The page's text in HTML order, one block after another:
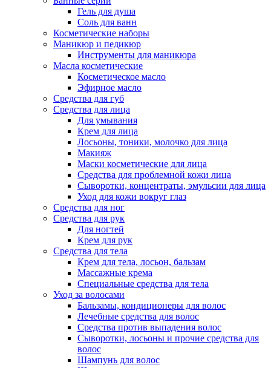
Гель для душа
Соль для ванн
Косметические наборы
Маникюр и педикюр
Инструменты для маникюра
Масла косметические
Косметическое масло
Эфирное масло
Средства для губ
Средства для лица
Для умывания
Крем для лица
Лосьоны, тоники, молочко для лица
Макияж
Маски косметические для лица
Средства для проблемной кожи лица
Сыворотки, концентраты, эмульсии для лица
Уход для кожи вокруг глаз
Средства для ног
Средства для рук
Для ногтей
Крем для рук
Средства для тела
Крем для тела, лосьон, бальзам
Массажные крема
Специальные средства для тела
Уход за волосами
Бальзамы, кондиционеры для волос
Лечебные средства для волос
Средства против выпадения волос
Сыворотки, лосьоны и прочие средства для
волос
Шампунь для волос